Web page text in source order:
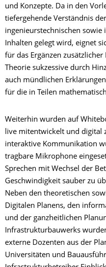
und Konzepte. Da in den
tiefergehende Verständnis
ingenieurstechnischen
Inhalten gelegt wird, eignet
für das Ergänzen
Theorie sukzessive durch
auch mündlichen
für die in Teilen
Weiterhin wurden auf
live mitentwickelt und digital
interaktive Kommunikation
tragbare Mikrophone
Sprechen mit Wechsel der
Geschwindigkeit sauber zu
Neben den theoretischen
Digitalen Planens, den
und der ganzheitlichen
Infrastrukturbauwerks
externe Dozenten aus der
Universitäten und